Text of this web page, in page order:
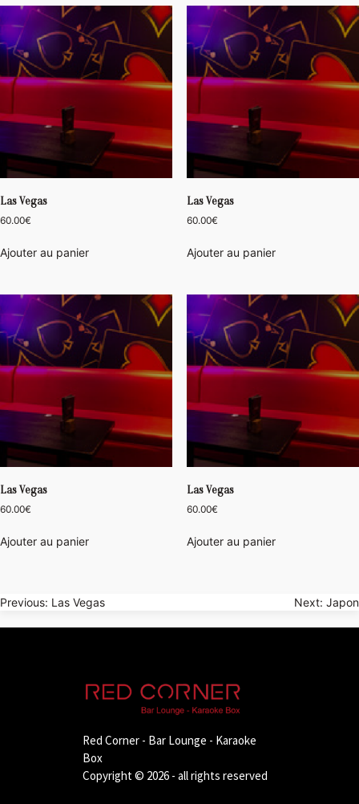
Las Vegas
60.00€
Ajouter au panier
Las Vegas
60.00€
Ajouter au panier
Las Vegas
60.00€
Ajouter au panier
Las Vegas
60.00€
Ajouter au panier
Navigation
de
Previous: Las Vegas Next: Japon
Red Corner - Bar Lounge - Karaoke
Box
Copyright © 2026 - all rights reserved